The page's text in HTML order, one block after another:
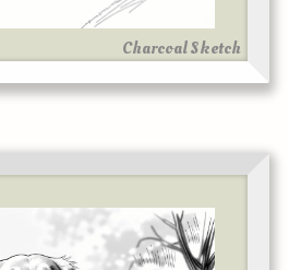
Charcoal Sketch